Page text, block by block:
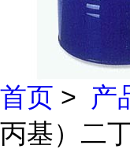
首页 > 产
丙基）二